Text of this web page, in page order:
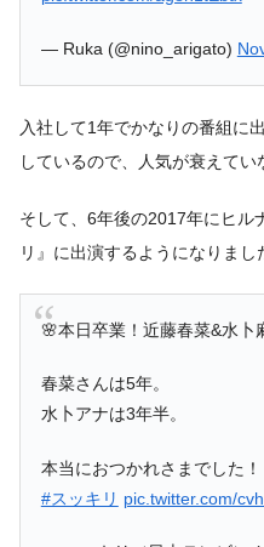
— Ruka (@nino_arigato)
入社して1年でかなりの番組に
しているので、人気が衰えてい
そして、6年後の2017年にヒル
リ』に出演するようになりまし
🌸本日卒業！近藤春菜&水卜
春菜さんは5年。
水卜アナは3年半。
本当におつかれさまでした！
#スッキリ pic.twitter.com/